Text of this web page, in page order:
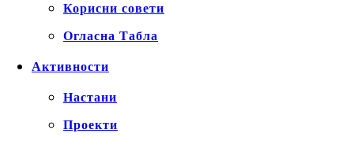
Корисни совети
Огласна Табла
Активности
Настани
Проекти